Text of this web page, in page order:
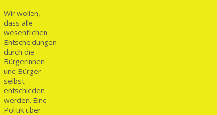
Wir wollen,
dass alle
wesentlichen
Entscheidungen
durch die
Bürgerinnen
und Bürger
selbst
entschieden
werden. Eine
Politik über